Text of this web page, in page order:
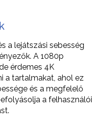
a lejátszási sebesség
A 1080p
érdemes 4K
a tartalmakat, ahol ez
és a megfelelő
a felhasználói